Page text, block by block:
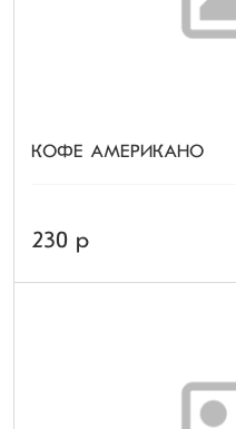
КОФЕ АМЕРИКАНО
230 p